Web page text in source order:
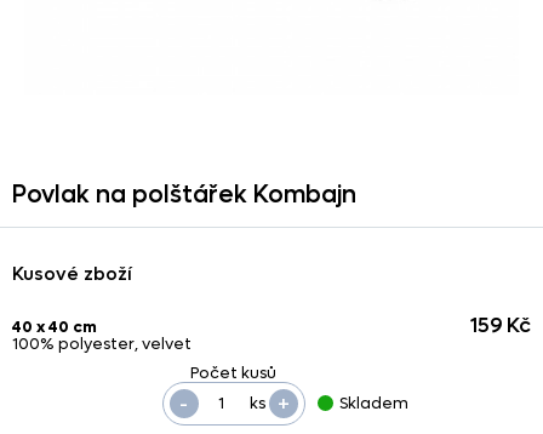
Povlak na polštářek Kombajn
Kusové zboží
40 x 40 cm
100% polyester, velvet
ks +
-
159 Kč
Skladem